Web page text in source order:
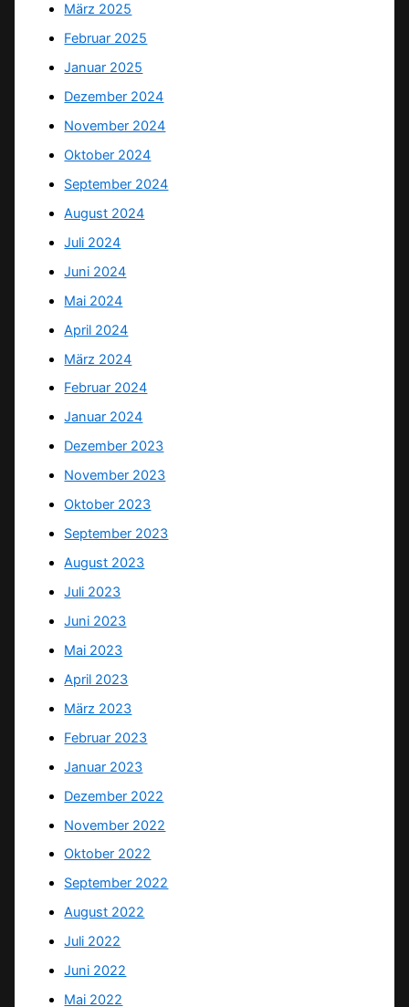
März 2025
Februar 2025
Januar 2025
Dezember 2024
November 2024
Oktober 2024
September 2024
August 2024
Juli 2024
Juni 2024
Mai 2024
April 2024
März 2024
Februar 2024
Januar 2024
Dezember 2023
November 2023
Oktober 2023
September 2023
August 2023
Juli 2023
Juni 2023
Mai 2023
April 2023
März 2023
Februar 2023
Januar 2023
Dezember 2022
November 2022
Oktober 2022
September 2022
August 2022
Juli 2022
Juni 2022
Mai 2022